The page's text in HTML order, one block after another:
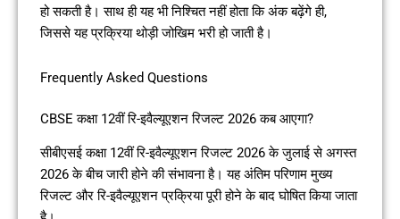
हो सकती है। साथ ही यह भी निश्चित नहीं होता कि अंक बढ़ेंगे ही,
जिससे यह प्रक्रिया थोड़ी जोखिम भरी हो जाती है।
Frequently Asked Questions
CBSE कक्षा 12वीं रि-इवैल्यूएशन रिजल्ट 2026 कब आएगा?
सीबीएसई कक्षा 12वीं रि-इवैल्यूएशन रिजल्ट 2026 के जुलाई से अगस्त
2026 के बीच जारी होने की संभावना है। यह अंतिम परिणाम मुख्य
रिजल्ट और रि-इवैल्यूएशन प्रक्रिया पूरी होने के बाद घोषित किया जाता